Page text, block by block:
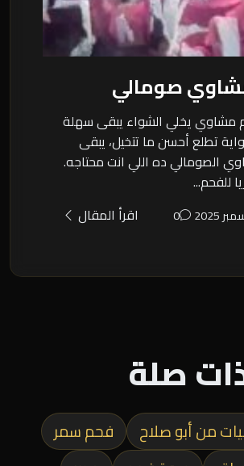
صومالي
مشاوي يخلي الشواء يبقى سهلة
تطلع أحسن ما تتخيل، يبقى
الصومالي ده اللي انت محتاجه.
للفحم...
0 اقرأ المقال
صلة
من أبو صلاح
فحم سمر